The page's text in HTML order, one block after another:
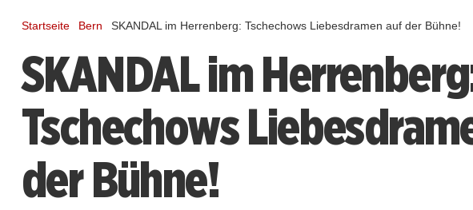
Startseite Bern SKANDAL im Herrenberg: Tschechows Liebesdramen auf der Bühne!
SKANDAL im
Tschechows
der Bühne!